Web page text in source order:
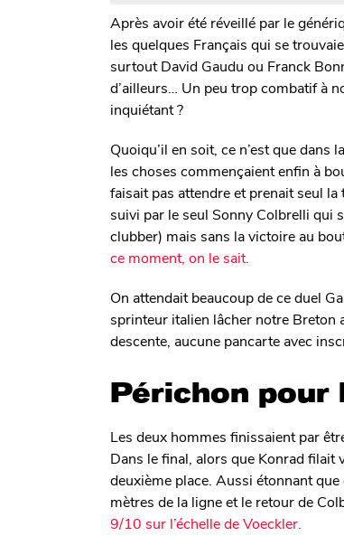
Après avoir été réveillé par le
les quelques Français qui se
surtout David Gaudu ou Franck
d’ailleurs… Un peu trop combatif à
inquiétant ?
Quoiqu’il en soit, ce n’est que
les choses commençaient enfin à
faisait pas attendre et prenait seul
suivi par le seul Sonny Colbrelli
clubber) mais sans la victoire au
ce moment, on le sait.
On attendait beaucoup de ce duel
sprinteur italien lâcher notre Breton
descente, aucune pancarte avec
Périchon pour
Les deux hommes finissaient par
Dans le final, alors que Konrad
deuxième place. Aussi étonnant
mètres de la ligne et le retour de
9/10 sur l’échelle de Voeckler.